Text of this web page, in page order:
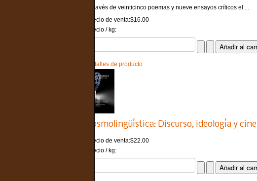
A través de veinticinco poemas y nueve ensayos críticos el ...
Precio de venta:$16.00
Precio / kg:
Detalles de producto
Cosmolingüística: Discurso, ideología y cine
Precio de venta:$22.00
Precio / kg: